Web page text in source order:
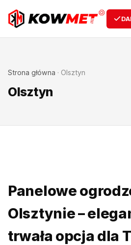
Strona główna · Olsztyn
Olsztyn
Panelowe
Olsztynie –
trwała opcja dla